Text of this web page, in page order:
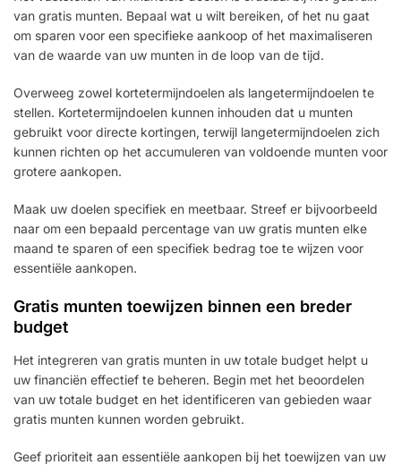
van gratis munten. Bepaal wat u wilt bereiken, of het nu gaat
om sparen voor een specifieke aankoop of het maximaliseren
van de waarde van uw munten in de loop van de tijd.
Overweeg zowel kortetermijndoelen als langetermijndoelen te
stellen. Kortetermijndoelen kunnen inhouden dat u munten
gebruikt voor directe kortingen, terwijl langetermijndoelen zich
kunnen richten op het accumuleren van voldoende munten voor
grotere aankopen.
Maak uw doelen specifiek en meetbaar. Streef er bijvoorbeeld
naar om een bepaald percentage van uw gratis munten elke
maand te sparen of een specifiek bedrag toe te wijzen voor
essentiële aankopen.
Gratis munten toewijzen binnen een breder
budget
Het integreren van gratis munten in uw totale budget helpt u
uw financiën effectief te beheren. Begin met het beoordelen
van uw totale budget en het identificeren van gebieden waar
gratis munten kunnen worden gebruikt.
Geef prioriteit aan essentiële aankopen bij het toewijzen van uw